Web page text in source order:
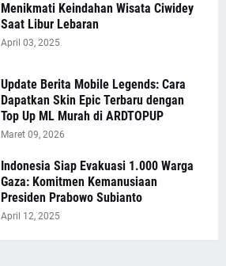
Menikmati Keindahan Wisata Ciwidey
Saat Libur Lebaran
April 03, 2025
Update Berita Mobile Legends: Cara
Dapatkan Skin Epic Terbaru dengan
Top Up ML Murah di ARDTOPUP
Maret 09, 2026
Indonesia Siap Evakuasi 1.000 Warga
Gaza: Komitmen Kemanusiaan
Presiden Prabowo Subianto
April 12, 2025